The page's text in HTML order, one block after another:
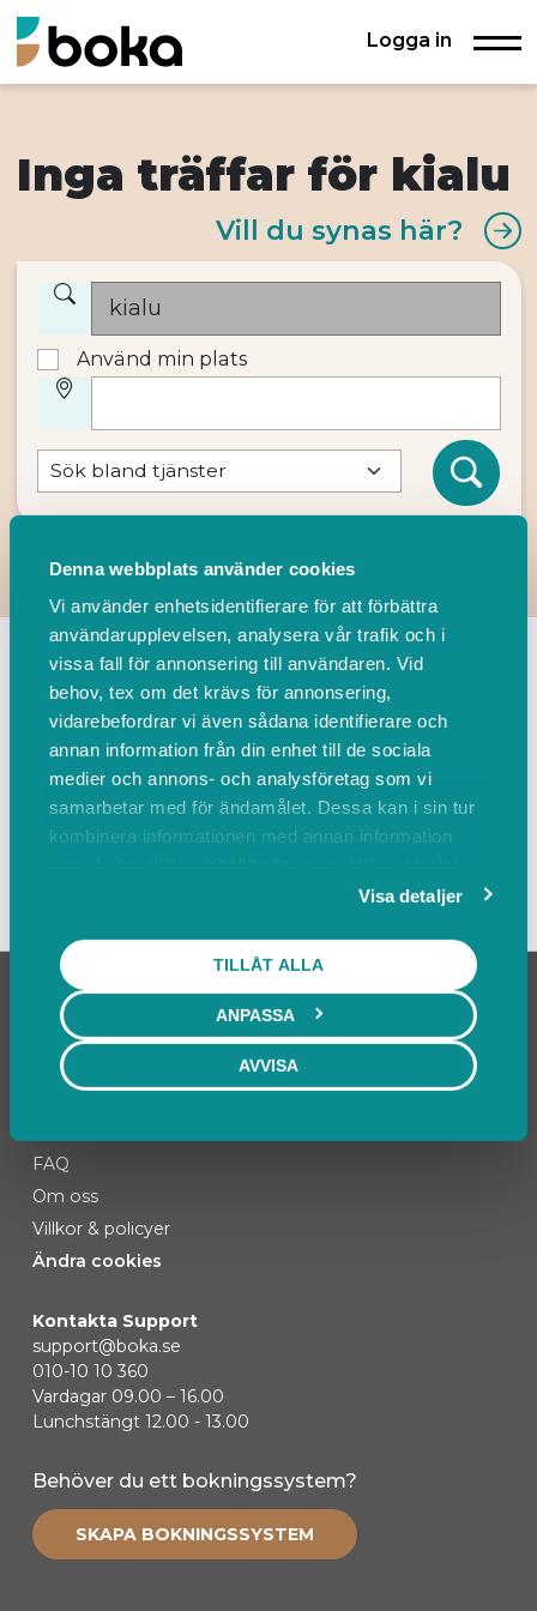
Denna webbplats använder cookies
Vi använder enhetsidentifierare för att förbättra
användarupplevelsen, analysera vår trafik och i
vissa fall för annonsering till användaren. Vid
behov, tex om det krävs för annonsering,
vidarebefordrar vi även sådana identifierare och
annan information från din enhet till de sociala
medier och annons- och analysföretag som vi
samarbetar med för ändamålet. Dessa kan i sin tur
kombinera informationen med annan information
Visa detaljer
TILLÅT ALLA
ANPASSA
AVVISA
Logga in
Använd min plats
Inga träffar för kialu
Vill du synas här?
TILLBAKA
Leverantörer Events
Sortera på
FAQ
Om oss
Villkor & policyer
Ändra cookies
Kontakta Support
support@boka.se
010-10 10 360
Vardagar 09.00 – 16.00
Lunchstängt 12.00 - 13.00
Behöver du ett bokningssystem?
SKAPA BOKNINGSSYSTEM